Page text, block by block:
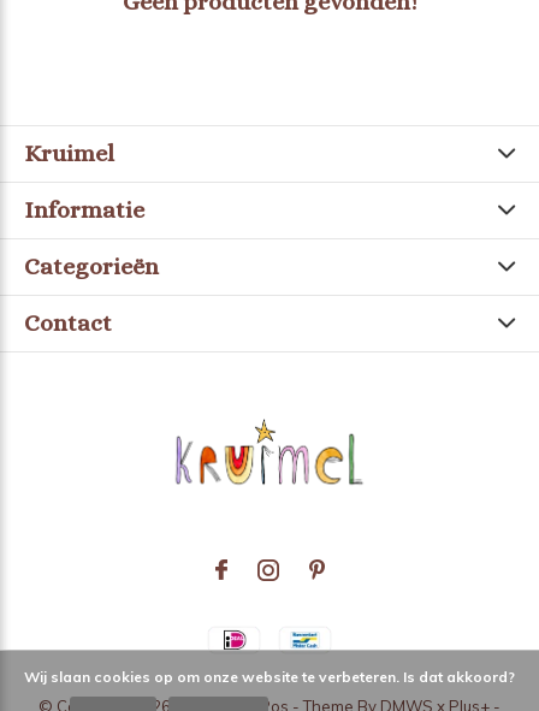
Kruimel
Informatie
Categorieën
Contact
© Copyright 2026 - Theme RePos - Theme By DMWS x Plus+ -
Wij slaan cookies op om onze website te verbeteren. Is dat akkoord?